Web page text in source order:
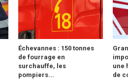
Échevannes : 150 tonnes
de fourrage en
surchauffe, les
pompiers...
une
de